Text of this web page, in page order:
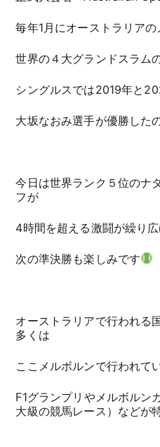
毎年1月にオーストラリア
世界の４大グランドスラム
シングルスでは2019年と
大坂なおみ選手が優勝した
今日は世界ランク５位のナ
フが
4時間を超える激闘が繰り広
次の準決勝も楽しみです
オーストラリアで行われる
多くは
ここメルボルンで行われて
F1グランプリやメルボルン
大級の競馬レース）などが